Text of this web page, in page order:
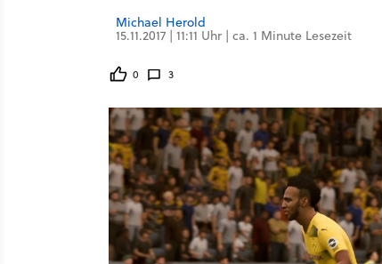
Michael Herold
15.11.2017 | 11:11 Uhr | ca. 1 Minute Lesezeit
0 3